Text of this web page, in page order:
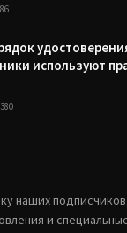
используют
380
наших
и